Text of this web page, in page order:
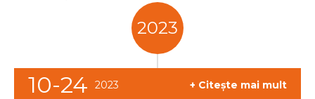
2023
10-24 2023 + Citește mai mult